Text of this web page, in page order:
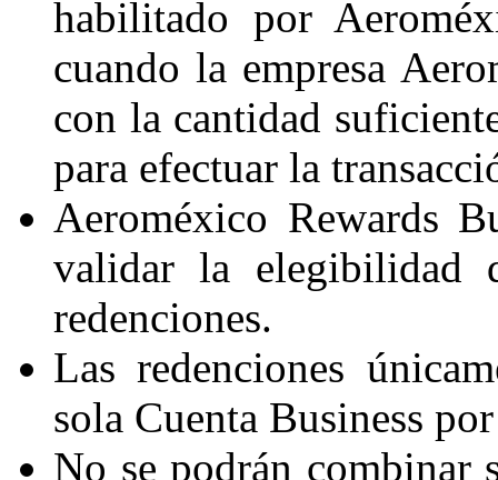
habilitado por
cuando la empresa
con la cantidad
para efectuar la
Aeroméxico Rewards
validar la elegibilidad
redenciones.
Las redenciones
sola Cuenta Business
No se podrán combinar